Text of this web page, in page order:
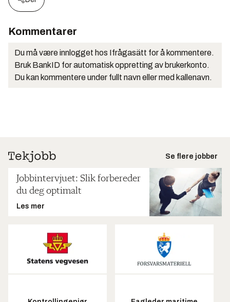
Kommentarer
Du må være innlogget hos Ifrågasätt for å kommentere.
Bruk BankID for automatisk oppretting av brukerkonto.
Du kan kommentere under fullt navn eller med kallenavn.
Se flere jobber
Jobbintervjuet: Slik forbereder
du deg optimalt
Les mer